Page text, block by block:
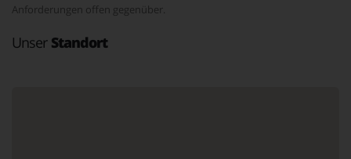
Anforderungen offen gegenüber.
Unser Standort